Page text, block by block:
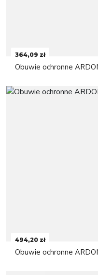
364,09 zł
Obuwie ochronne
494,20 zł
Obuwie ochronne